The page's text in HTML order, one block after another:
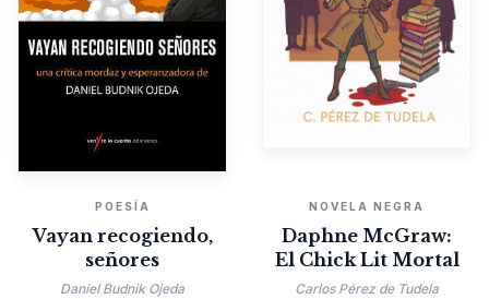
POESÍA
Vayan recogiendo,
señores
Daniel Budnik Ojeda
NOVELA NEGRA
Daphne McGraw:
El Chick Lit Mortal
Carlos Pérez de Tudela